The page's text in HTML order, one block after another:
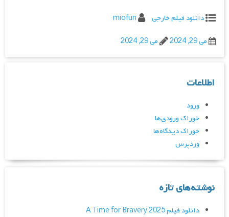
دانلود فیلم خارجی
miofun
می 29, 2024
می 29, 2024
اطلاعات
ورود
خوراک ورودی‌ها
خوراک دیدگاه‌ها
وردپرس
نوشته‌های تازه
دانلود فیلم A Time for Bravery 2025